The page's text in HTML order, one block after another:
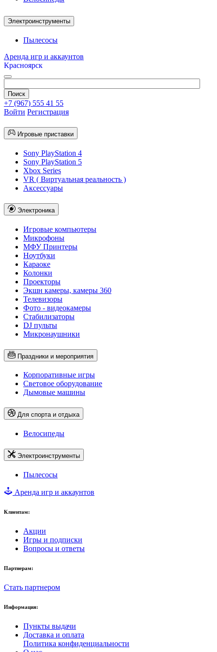
Электроинструменты
Пылесосы
Аренда игр и аккаунтов
Красноярск
+7 (967) 555 41 55
Войти Регистрация
Игровые приставки
Sony PlayStation 4
Sony PlayStation 5
Xbox Series
VR ( Виртуальная реальность )
Аксессуары
Электроника
Игровые компьютеры
Микрофоны
МФУ Принтеры
Ноутбуки
Караоке
Колонки
Проекторы
Экшн камеры, камеры 360
Телевизоры
Фото - видеокамеры
Стабилизаторы
DJ пульты
Микронаушники
Праздники и мероприятия
Корпоративные игры
Световое оборудование
Дымовые машины
Для спорта и отдыха
Велосипеды
Электроинструменты
Пылесосы
Аренда игр и аккаунтов
Клиентам:
Акции
Игры и подписки
Вопросы и ответы
Партнерам:
Стать партнером
Информация:
Пункты выдачи
Доставка и оплата
Политика конфиденциальности